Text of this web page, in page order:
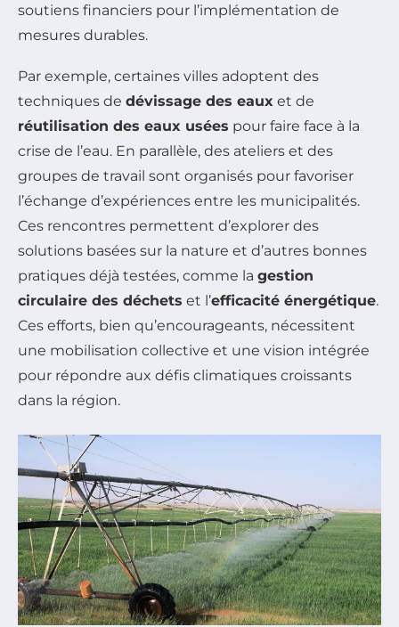
soutiens financiers pour l’implémentation de
mesures durables.
Par exemple, certaines villes adoptent des
techniques de dévissage des eaux et de
réutilisation des eaux usées pour faire face à la
crise de l’eau. En parallèle, des ateliers et des
groupes de travail sont organisés pour favoriser
l’échange d’expériences entre les municipalités.
Ces rencontres permettent d’explorer des
solutions basées sur la nature et d’autres bonnes
pratiques déjà testées, comme la gestion
circulaire des déchets et l’efficacité énergétique.
Ces efforts, bien qu’encourageants, nécessitent
une mobilisation collective et une vision intégrée
pour répondre aux défis climatiques croissants
dans la région.